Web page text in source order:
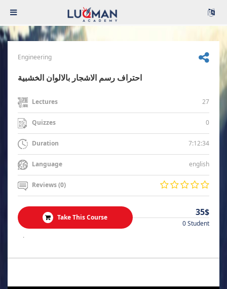
Engineering
احتراف رسم الاشجار بالالوان الخشبية
Lectures 27
Quizzes 0
Duration 7:12:34
Language english
Reviews (0)
Take This Course 35$
0 Student
.